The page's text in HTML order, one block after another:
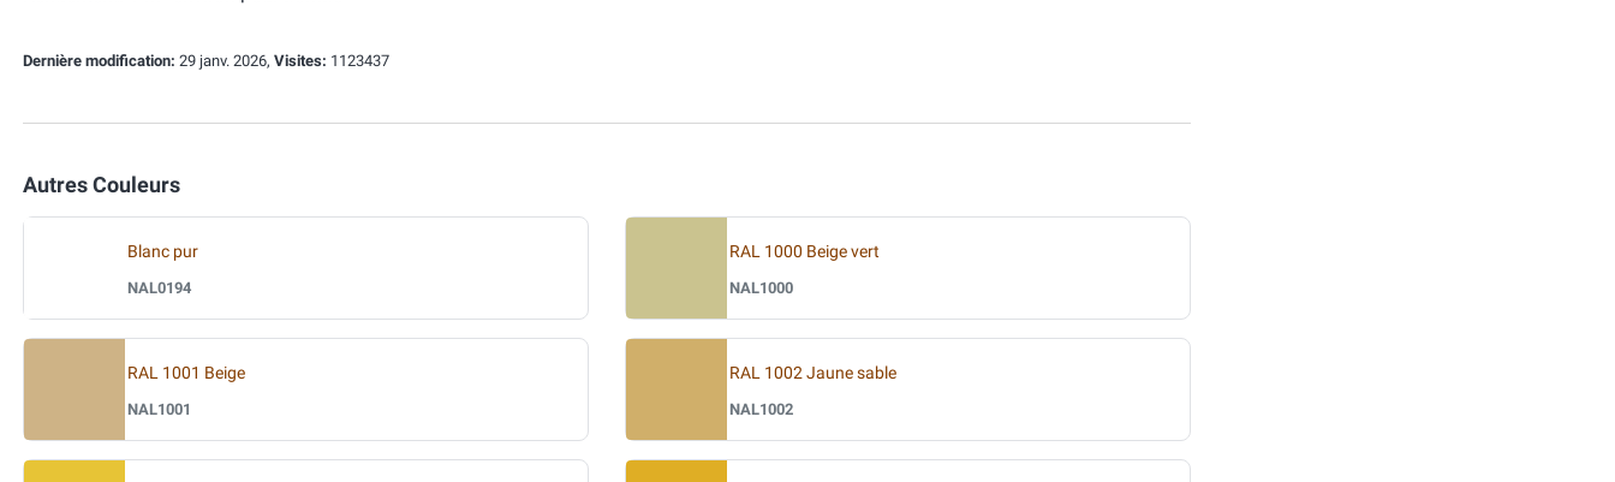
Dernière modification: 29 janv. 2026, Visites: 1123437
Autres Couleurs
Blanc pur
NAL0194
RAL 1000 Beige vert
NAL1000
RAL 1001 Beige
NAL1001
RAL 1002 Jaune sable
NAL1002